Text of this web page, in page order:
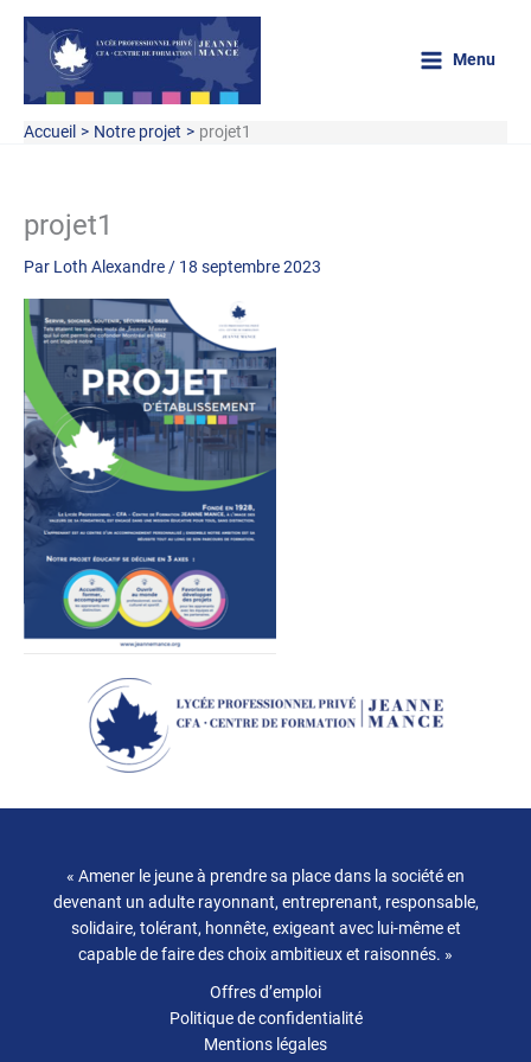
contenu
Menu
Accueil Notre projet projet1
projet1
Par Loth Alexandre / 18 septembre 2023
« Amener le jeune à prendre sa place dans la société en
devenant un adulte rayonnant, entreprenant, responsable,
solidaire, tolérant, honnête, exigeant avec lui-même et
capable de faire des choix ambitieux et raisonnés. »
Offres d’emploi
Politique de confidentialité
Mentions légales